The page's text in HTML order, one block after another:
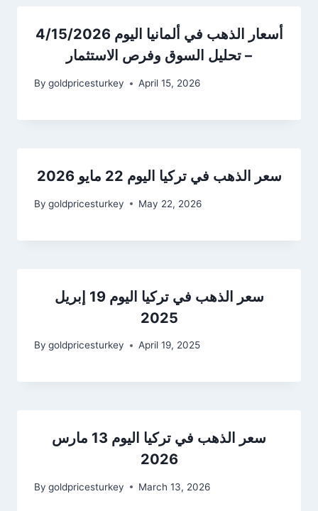
أسعار الذهب في ألمانيا اليوم 4/15/2026
– تحليل السوق وفرص الاستثمار
By goldpricesturkey April 15, 2026
سعر الذهب في تركيا اليوم 22 مايو 2026
By goldpricesturkey May 22, 2026
سعر الذهب في تركيا اليوم 19 إبريل
2025
By goldpricesturkey April 19, 2025
سعر الذهب في تركيا اليوم 13 مارس
2026
By goldpricesturkey March 13, 2026